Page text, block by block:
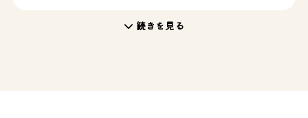
続きを見る